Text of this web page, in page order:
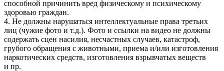
способной причинить вред физическому и психическому
здоровью граждан.
4. Не должны нарушаться интеллектуальные права третьих
лиц (чужие фото и т.д.). Фото и ссылки на видео не должны
содержать сцен насилия, несчастных случаев, катастроф,
грубого обращения с животными, приема и/или изготовления
наркотических средств, изготовления взрывчатых веществ
и пр.